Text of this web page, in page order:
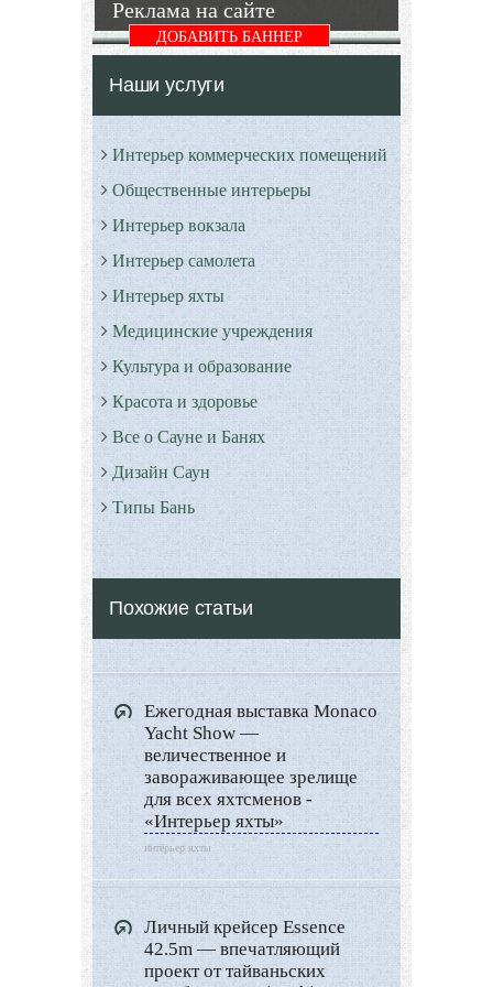
Подробнее Подробнее
Реклама на сайте
ДОБАВИТЬ БАННЕР
Наши услуги
Интерьер коммерческих помещений
Общественные интерьеры
Интерьер вокзала
Интерьер самолета
Интерьер яхты
Медицинские учреждения
Культура и образование
Красота и здоровье
Все о Сауне и Банях
Дизайн Саун
Типы Бань
Декор
Двор и сад
Архитектура
Дизайн интерьера
Ландшафтный дизайн
LIMITED EDITION
Видео новости
Дизайн разное
Другие услуги
Похожие статьи
Ежегодная выставка Monaco
Yacht Show —
величественное и
завораживающее зрелище
для всех яхтсменов -
«Интерьер яхты»
интерьер яхты
Личный крейсер Essence
42.5m — впечатляющий
проект от тайваньских